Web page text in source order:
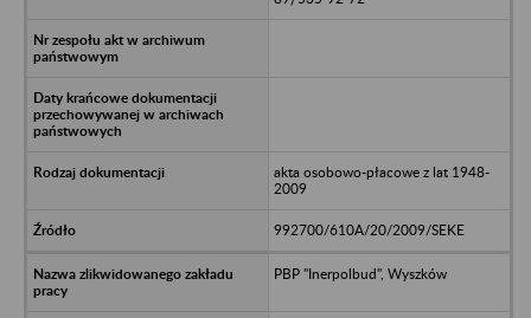
akta osobowo-płacowe z lat 1948-
2009
992700/610A/20/2009/SEKE
PBP "Inerpolbud", Wyszków